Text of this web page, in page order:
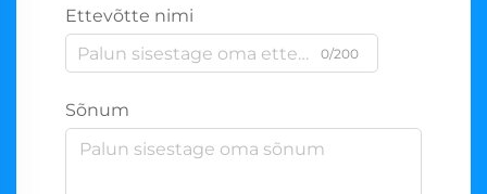
Ettevõtte nimi
0/200
Sõnum